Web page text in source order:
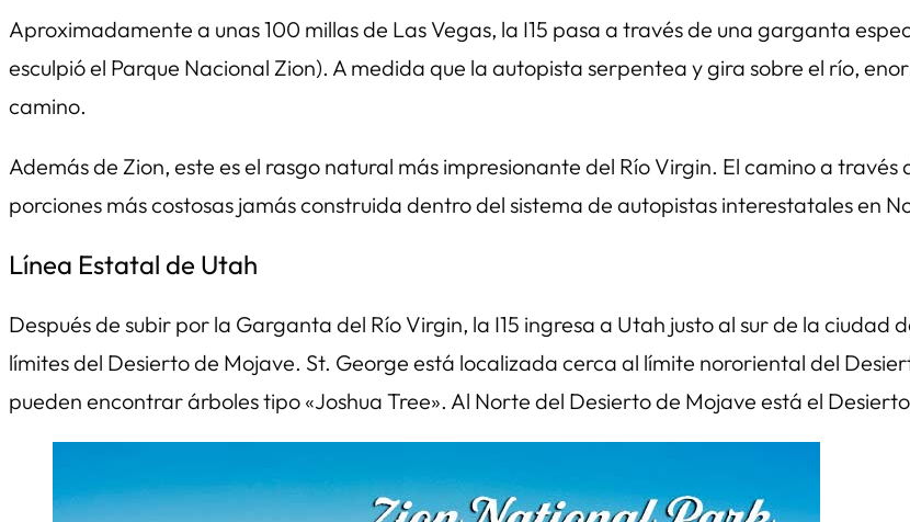
Aproximadamente a unas 100 millas de Las Vegas, la I15 pasa a través de una garganta
esculpió el Parque Nacional Zion). A medida que la autopista serpentea y gira sobre el río,
camino.
Además de Zion, este es el rasgo natural más impresionante del Río Virgin. El camino a
porciones más costosas jamás construida dentro del sistema de autopistas interestatales en
Línea Estatal de Utah
Después de subir por la Garganta del Río Virgin, la I15 ingresa a Utah justo al sur de la ciudad
límites del Desierto de Mojave. St. George está localizada cerca al límite nororiental del
pueden encontrar árboles tipo «Joshua Tree». Al Norte del Desierto de Mojave está el